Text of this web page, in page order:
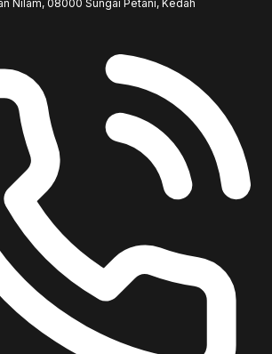
Nilam, 08000 Sungai Petani, Kedah